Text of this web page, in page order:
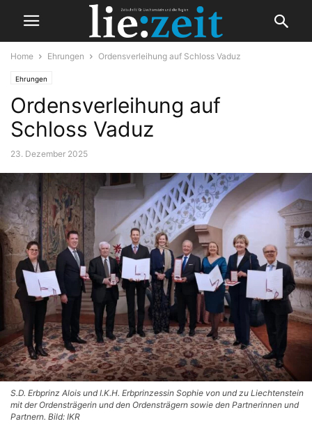
Home Ehrungen Ordensverleihung auf Schloss Vaduz
Ehrungen
Ordensverleihung auf
Schloss Vaduz
23. Dezember 2025
S.D. Erbprinz Alois und I.K.H. Erbprinzessin Sophie von und zu Liechtenstein
mit der Ordensträgerin und den Ordensträgern sowie den Partnerinnen und
Partnern. Bild: IKR